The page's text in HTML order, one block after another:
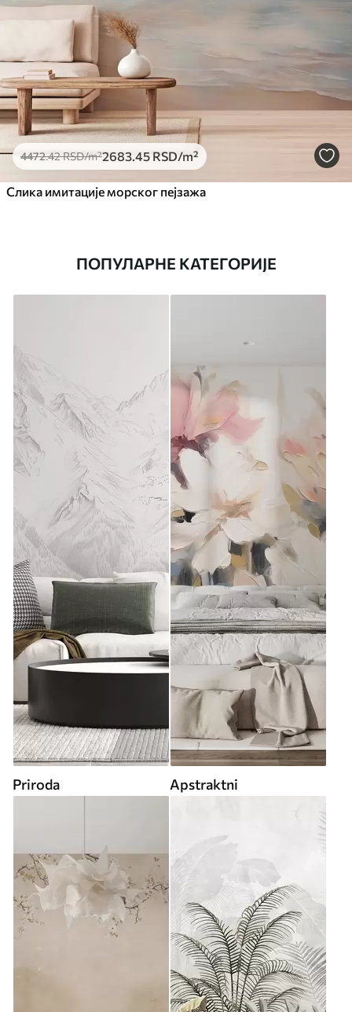
4472.42RSD/m²2683 .45 RSD/m²
Слика имитације морског пејзажа
ПОПУЛАРНЕ КАТЕГОРИЈЕ
Priroda Apstraktni